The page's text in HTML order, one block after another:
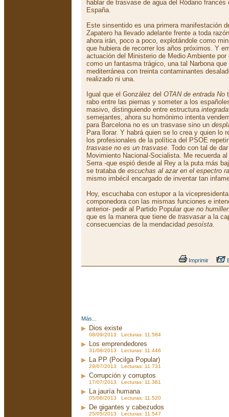
hablar de trasvase de agua del Ródano
España.
Este sinsentido es una primera manifestación
Zapatero ha llevado adelante frente a toda
ahora irán, poco a poco, explotándole como
que hubiera de recorrer los años próximos. Y
actuación del Ministerio de Medio Ambiente
como un fantasma trágico, una tal Narbona
mediterránea con treinta contaminantes
realizado ni una.
Igual que el González del OTAN de entrada No
rabo entre las piernas y someter a los
masivo, distinguiendo entre estructura
semejantes, ahora su homónimo intenta
para Barcelona no es un trasvase sino un
Para llorar. Y habrá quien se lo crea y quien lo
los profesionales de la política del PSOE
trasvase no es un trasvase. Todo con tal de
Movimiento Nacional-Socialista. Me recuerda al
Serra -que espió desde al Rey a la puta más
se trataba de escuchas al azar en el espectro
mismo imbécil encargado de inventar tan
Hoy, escuchaba con estupor a la
componedora con las mismas funciones e
anterior- pedir al Partido Popular que no
que es la manera que tiene de trasvasara la
consecuencias de la mendacidad pesoísta.
Imprimir
Más...
Dios existe
08/09/2013 Lecturas: 11.584
Los emprendedores
31/08/2013 Lecturas: 11.446
La PP (Pocilga Popular)
29/07/2013 Lecturas: 11.731
Corrupción y corruptos
17/07/2013 Lecturas: 11.381
La jauría humana
05/06/2013 Lecturas: 11.520
De gigantes y cabezudos
25/05/2013 Lecturas: 11.547